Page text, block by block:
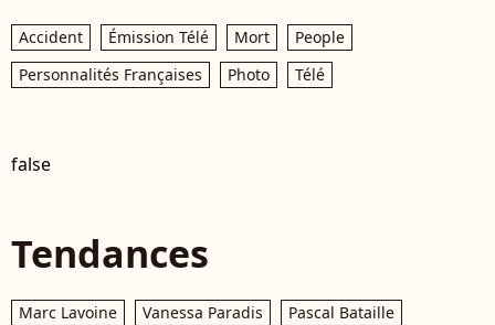
Accident Émission Télé Mort
People
Personnalités Françaises
Photo Télé
false
Tendances
Marc Lavoine Vanessa Paradis
Pascal Bataille